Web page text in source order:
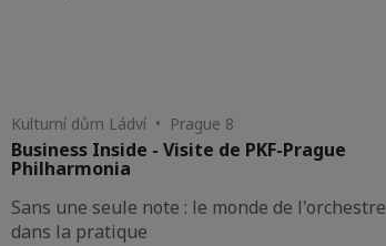
Kulturní dům Ládví • Prague 8
Business Inside - Visite de PKF-Prague
Philharmonia
Sans une seule note : le monde de l'orchestre
dans la pratique